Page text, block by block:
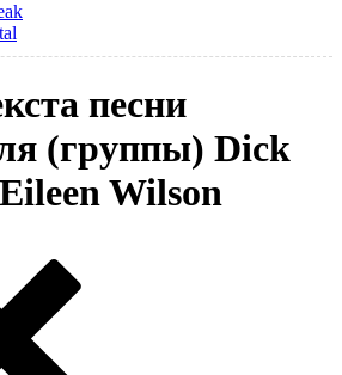
песни
(группы) Dick
Wilson